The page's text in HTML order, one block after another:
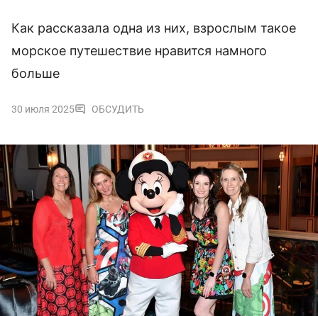
Как рассказала одна из них, взрослым такое
морское путешествие нравится намного
больше
30 июля 2025 ОБСУДИТЬ